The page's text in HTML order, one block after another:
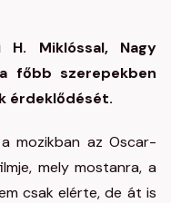
H. Miklóssal, Nagy
főbb szerepekben
érdeklődését.
mozikban az Oscar-
mely mostanra, a
csak elérte, de át is